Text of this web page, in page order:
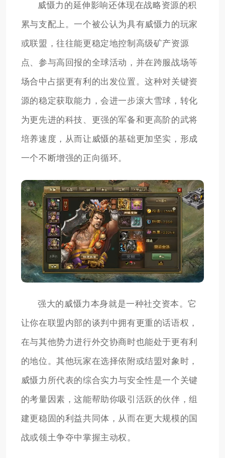
威慑力的延伸影响还体现在战略资源的积
累与支配上。一个被公认为具有威慑力的玩家
或联盟，往往能更稳定地控制高级矿产资源
点、参与高回报的全球活动，并在跨服战场等
场合中占据更有利的出发位置。这种对关键资
源的稳定获取能力，会进一步滚大雪球，转化
为更先进的科技、更强的军备和更高阶的武将
培养速度，从而让威慑的基础更加坚实，形成
一个不断增强的正向循环。
强大的威慑力本身就是一种社交资本。它
让你在联盟内部的谈判中拥有更重的话语权，
在与其他势力进行外交协商时也能处于更有利
的地位。其他玩家在选择依附或结盟对象时，
威慑力所代表的综合实力与安全性是一个关键
的考量因素，这能帮助你吸引活跃的伙伴，组
建更稳固的利益共同体，从而在更大规模的国
战或领土争夺中掌握主动权。